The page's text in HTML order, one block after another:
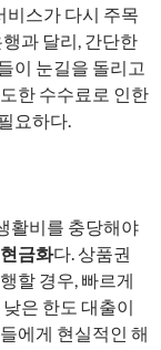
비스가 다시 주목
과 달리, 간단한
이 눈길을 돌리고
한 수수료로 인한
요하다.
활비를 충당해야
금화다. 상품권
할 경우, 빠르게
은 한도 대출이
에게 현실적인 해